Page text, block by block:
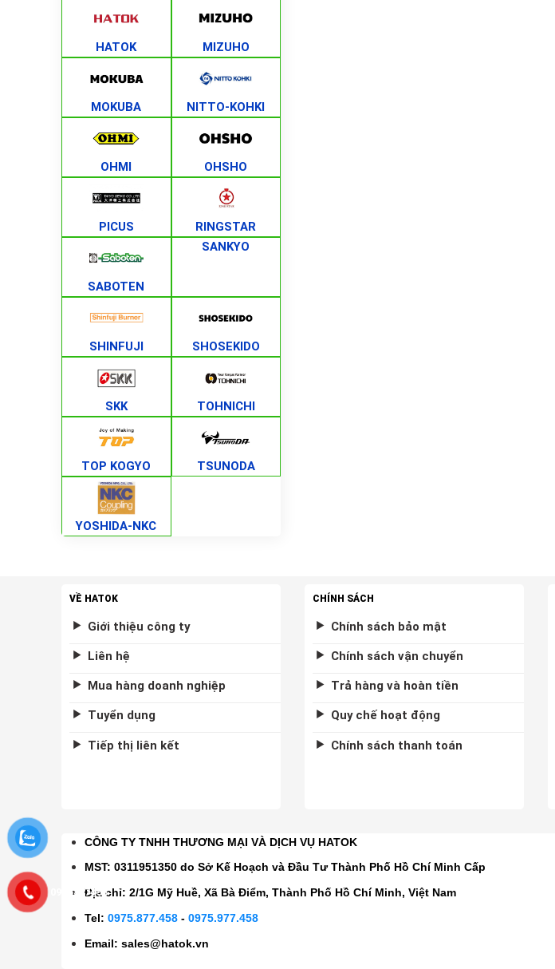
HATOK MIZUHO
MOKUBA NITTO-KOHKI
OHMI OHSHO
PICUS RINGSTAR
SABOTEN
SANKYO
SHINFUJI SHOSEKIDO
SKK TOHNICHI
TOP KOGYO TSUNODA
YOSHIDA-NKC
VỀ HATOK
Giới thiệu công ty
Liên hệ
Mua hàng doanh nghiệp
Tuyển dụng
Tiếp thị liên kết
CHÍNH SÁCH
Chính sách bảo mật
Chính sách vận chuyển
Trả hàng và hoàn tiền
Quy chế hoạt động
Chính sách thanh toán
CÔNG TY TNHH THƯƠNG MẠI VÀ DỊCH VỤ HATOK
MST: 0311951350 do Sở Kế Hoạch và Đầu Tư Thành Phố Hồ Chí Minh Cấp
Địa chỉ: 2/1G Mỹ Huề, Xã Bà Điểm, Thành Phố Hồ Chí Minh, Việt Nam
Tel:0975.877.458 -0975.977.458
Email:sales@hatok.vn
0975877458